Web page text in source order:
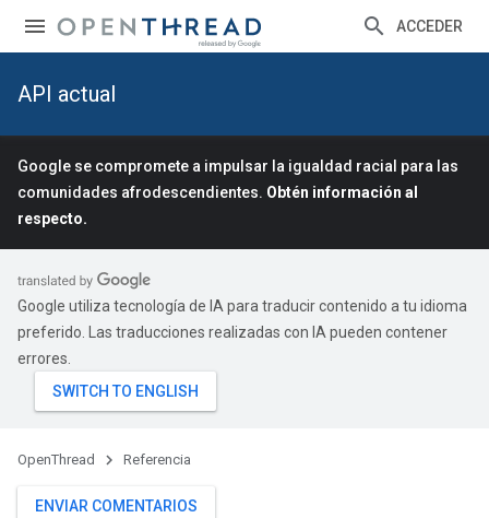
ACCEDER
API actual
Google se compromete a impulsar la igualdad racial para las
comunidades afrodescendientes. Obtén información al
respecto.
Google utiliza tecnología de IA para traducir contenido a tu idioma
preferido. Las traducciones realizadas con IA pueden contener
errores.
OpenThread Referencia
ENVIAR COMENTARIOS